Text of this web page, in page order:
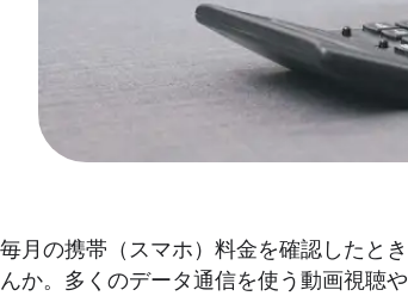
毎月の携帯（スマホ）料金を確認したと
んか。多くのデータ通信を使う動画視聴